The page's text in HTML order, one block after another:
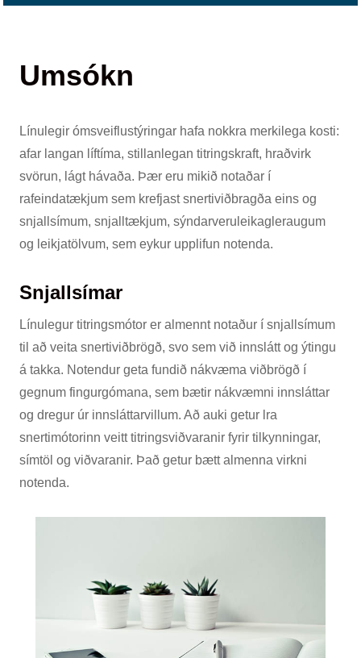
Umsókn
Línulegir ómsveiflustýringar hafa nokkra merkilega kosti:
afar langan líftíma, stillanlegan titringskraft, hraðvirk
svörun, lágt hávaða. Þær eru mikið notaðar í
rafeindatækjum sem krefjast snertiviðbragða eins og
snjallsímum, snjalltækjum, sýndarveruleikagleraugum
og leikjatölvum, sem eykur upplifun notenda.
Snjallsímar
Línulegur titringsmótor er almennt notaður í snjallsímum
til að veita snertiviðbrögð, svo sem við innslátt og ýtingu
á takka. Notendur geta fundið nákvæma viðbrögð í
gegnum fingurgómana, sem bætir nákvæmni innsláttar
og dregur úr innsláttarvillum. Að auki getur lra
snertimótorinn veitt titringsviðvaranir fyrir tilkynningar,
símtöl og viðvaranir. Það getur bætt almenna virkni
notenda.